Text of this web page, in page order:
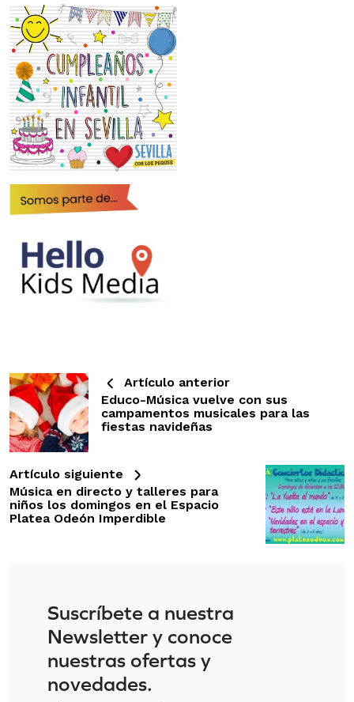
Artículo anterior
Educo-Música vuelve con sus
campamentos musicales para las
fiestas navideñas
Artículo siguiente
Música en directo y talleres para
niños los domingos en el Espacio
Platea Odeón Imperdible
Suscríbete a nuestra
Newsletter y conoce
nuestras ofertas y
novedades.